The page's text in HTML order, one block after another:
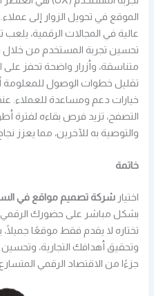
الموقع في تحويل الزوار إلى
عالية في المجالات الرقمية،
تحسين تجربة المستخدم من خلال
تقليل خطوات الوصول للمعلومة أو
خيارات دعم ومساعدة للعملاء.
التصفح، تزيد فرص بقاءه لفترة
والتوصية به للآخرين، مما
خاتمة
اختيارشركة تصميم مواقع في
بشكل مباشر على حضورك الرقمي.
تختاره لا يقدم فقط موقعًا
وتحقيق أهدافك التجارية، وتحسين
جزءًا من الاقتصاد الرقمي